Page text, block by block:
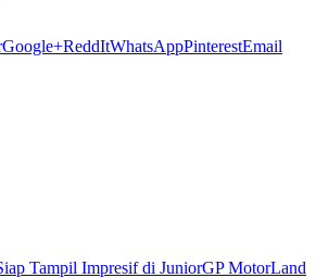
Google+ReddItWhatsAppPinterestEmail
Tampil Impresif di JuniorGP MotorLand